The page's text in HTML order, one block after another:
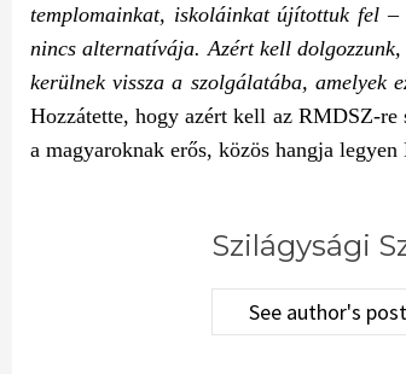
templomainkat, iskoláinkat újítottuk fel
nincs alternatívája. Azért kell dolgozzunk,
kerülnek vissza a szolgálatába, amelyek
Hozzátette, hogy azért kell az RMDSZ-
a magyaroknak erős, közös hangja legyen
Szilágysági
See author's